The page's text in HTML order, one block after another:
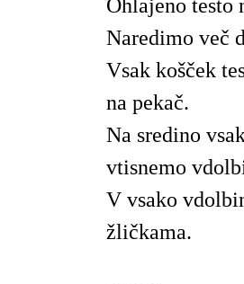
Ohlajeno testo
Naredimo več
Vsak košček
na pekač.
Na sredino
vtisnemo
V vsako
žličkama.